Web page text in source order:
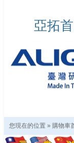
亞拓
您現在的位置 » 購物車